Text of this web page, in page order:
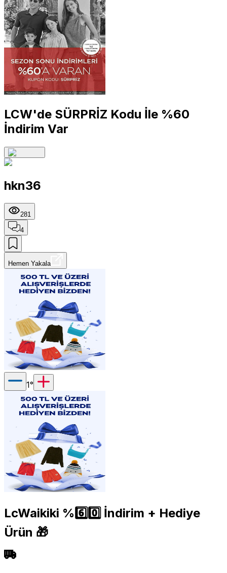
LCW'de SÜRPRİZ Kodu İle %60
İndirim Var
hkn36
281
4
Hemen Yakala
1°
LcWaikiki %6️⃣0️⃣ İndirim + Hediye
Ürün 🎁